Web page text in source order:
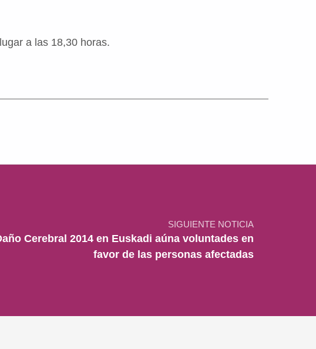
a las 18,30 horas.
SIGUIENTE NOTICIA
Cerebral 2014 en Euskadi aúna voluntades en
favor de las personas afectadas